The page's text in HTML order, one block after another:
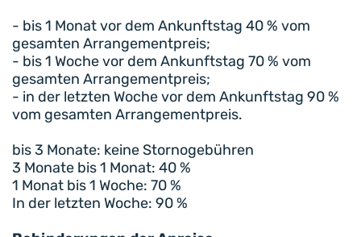
- bis 1 Monat vor dem Ankunftstag 40 % vom
gesamten Arrangementpreis;
- bis 1 Woche vor dem Ankunftstag 70 % vom
gesamten Arrangementpreis;
- in der letzten Woche vor dem Ankunftstag 90 %
vom gesamten Arrangementpreis.
bis 3 Monate: keine Stornogebühren
3 Monate bis 1 Monat: 40 %
1 Monat bis 1 Woche: 70 %
In der letzten Woche: 90 %